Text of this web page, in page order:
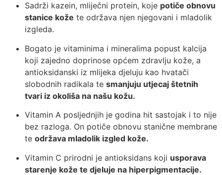
Sadrži kazein, mliječni protein, koje potiče obnovu
stanice kože te održava njen njegovani i mladolik
izgleda.
Bogato je vitaminima i mineralima popust kalcija
koji zajedno doprinose općem zdravlju kože, a
antioksidanski iz mlijeka djeluju kao hvatači
slobodnih radikala te smanjuju utjecaj štetnih
tvari iz okoliša na našu kožu.
Vitamin A posljednjih je godina hit sastojak i to nije
bez razloga. On potiče obnovu stanične membrane
te održava mladolik izgled kože.
Vitamin C prirodni je antioksidans koji usporava
starenje kože te djeluje na hiperpigmentacije.